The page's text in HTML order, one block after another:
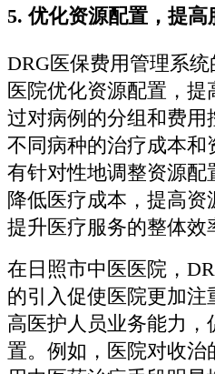
5.优化资源配置，提高
DRG医保费用管理系
医院优化资源配置，提
过对病例的分组和费用
不同病种的治疗成本和
有针对性地调整资源配
降低医疗成本，提高
提升医疗服务的整体效
在日照市中医医院，
的引入促使医院更加注
高医护人员业务能力
置。例如，医院对收治